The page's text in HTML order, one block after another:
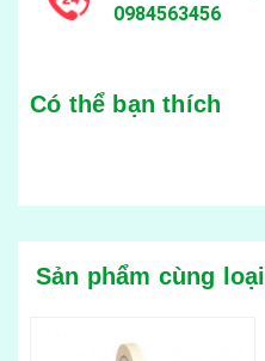
0984563456
Có thể bạn thích
Sản phẩm cùng loại